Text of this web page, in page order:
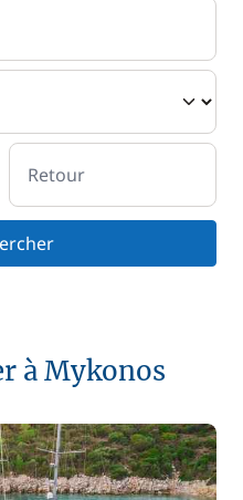
Retour
à Mykonos